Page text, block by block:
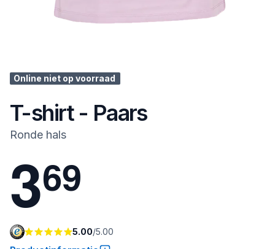
Online niet op voorraad
T-shirt - Paars
Ronde hals
369
5.00/5.00